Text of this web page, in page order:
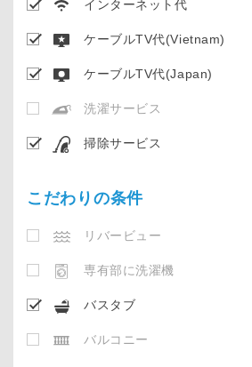
インターネット代
ケーブルTV代(Vietnam)
ケーブルTV代(Japan)
洗濯サービス
掃除サービス
こだわりの条件
リバービュー
専有部に洗濯機
バスタブ
バルコニー